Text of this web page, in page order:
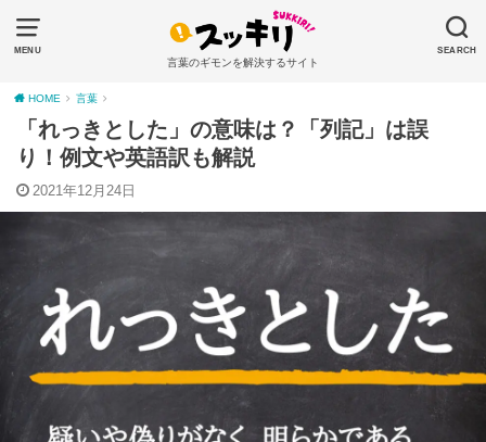
MENU SEARCH
言葉のギモンを解決するサイト
HOME 言葉
「れっきとした」の意味は？「列記」は誤
り！例文や英語訳も解説
2021年12月24日